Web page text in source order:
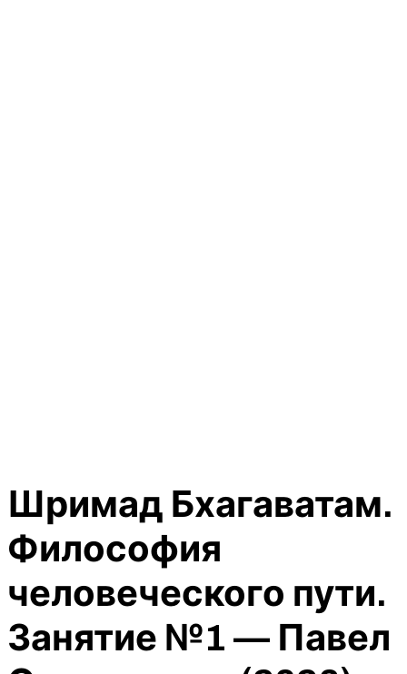
Шримад Бхагаватам.
Философия
человеческого пути.
Занятие №1 — Павел